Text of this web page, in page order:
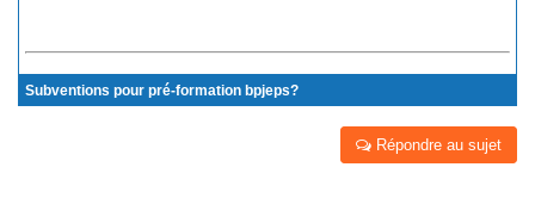
Subventions pour pré-formation bpjeps?
Répondre au sujet